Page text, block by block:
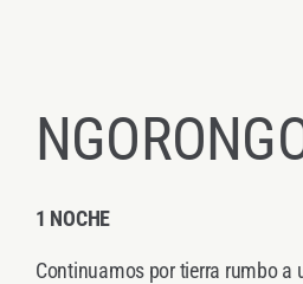
1 NOCHE
Continuamos por tierra rumbo a